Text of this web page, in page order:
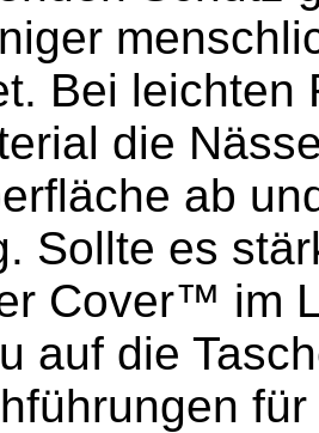
Bei leichten
die
ab
Sollte es
Cover™ im
auf die